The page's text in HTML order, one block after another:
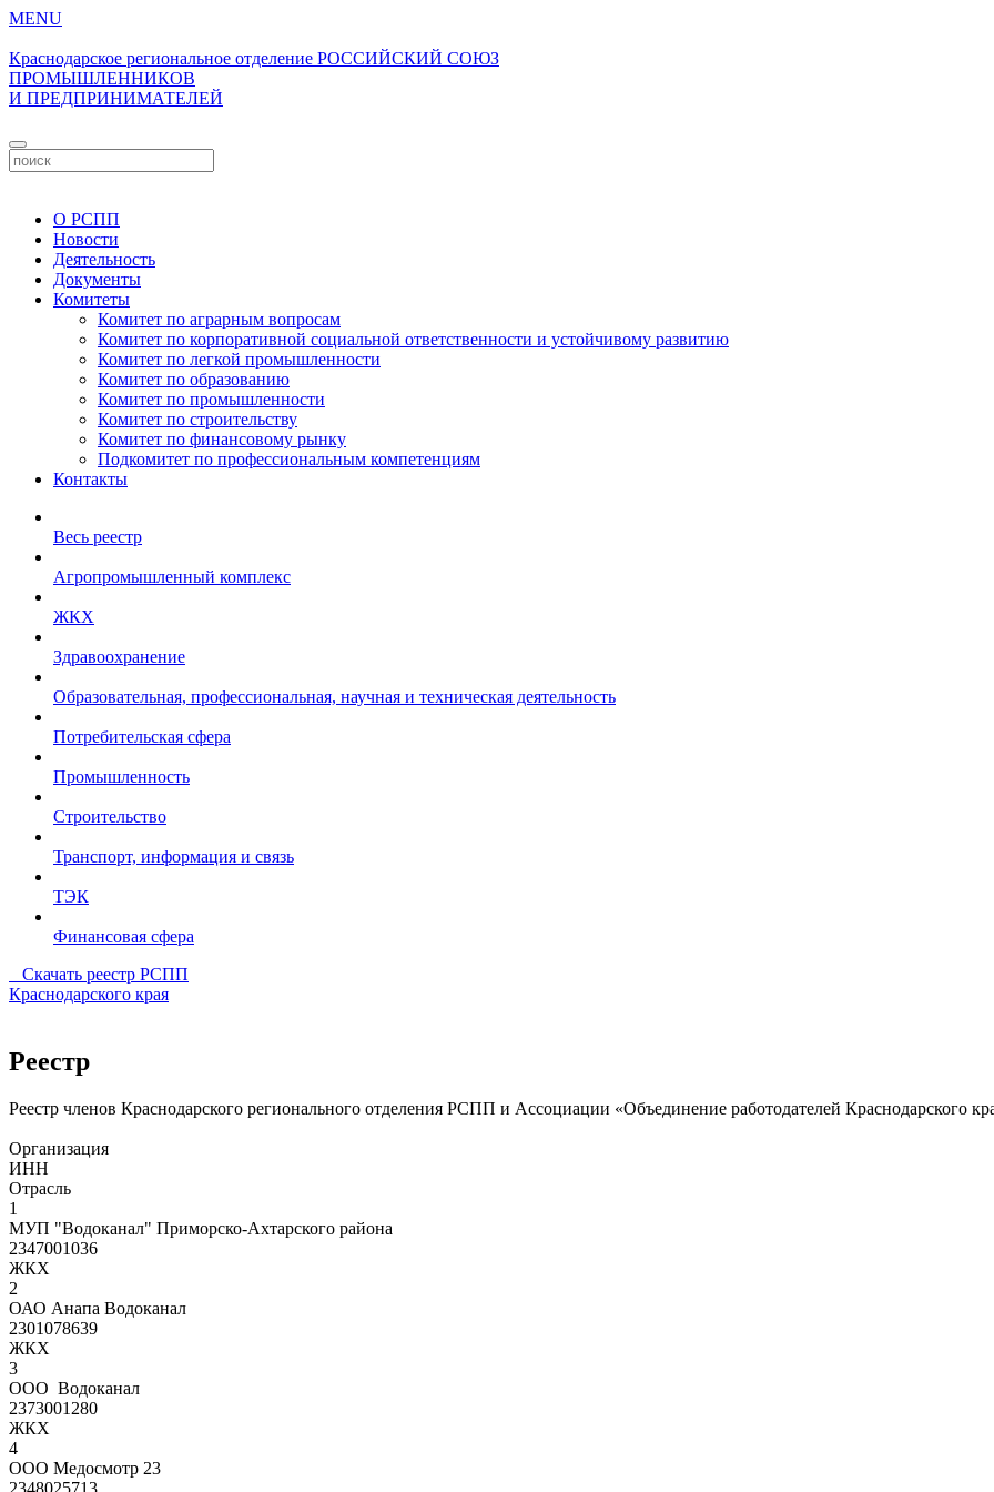
MENU
Краснодарское региональное отделение РОССИЙСКИЙ СОЮЗ
ПРОМЫШЛЕННИКОВ
И ПРЕДПРИНИМАТЕЛЕЙ
О РСПП
Новости
Деятельность
Документы
Комитеты
Комитет по аграрным вопросам
Комитет по корпоративной социальной ответственности и устойчивому развитию
Комитет по легкой промышленности
Комитет по образованию
Комитет по промышленности
Комитет по строительству
Комитет по финансовому рынку
Подкомитет по профессиональным компетенциям
Контакты
Весь реестр
Агропромышленный комплекс
ЖКХ
Здравоохранение
Образовательная, профессиональная, научная и техническая деятельность
Потребительская сфера
Промышленность
Строительство
Транспорт, информация и связь
ТЭК
Финансовая сфера
Скачать реестр РСПП
Краснодарского края
Реестр
Реестр членов Краснодарского регионального отделения РСПП и Ассоциации «Объединение работодателей Краснодарского
Организация
ИНН
Отрасль
1
МУП "Водоканал" Приморско-Ахтарского района
2347001036
ЖКХ
2
ОАО Анапа Водоканал
2301078639
ЖКХ
3
ООО Водоканал
2373001280
ЖКХ
4
ООО Медосмотр 23
2348025713